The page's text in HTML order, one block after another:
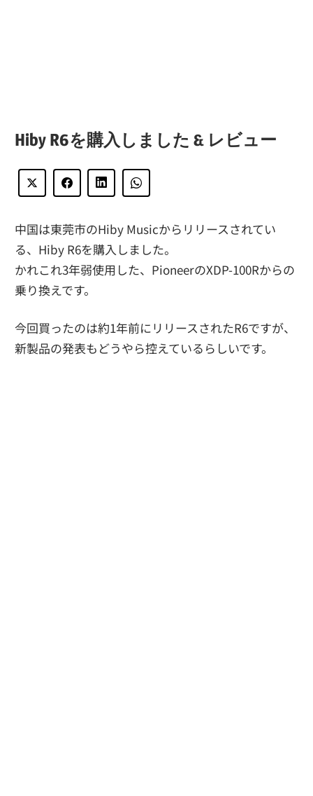
Hiby R6を購入しました & レビュー
中国は東莞市のHiby Musicからリリースされてい
る、Hiby R6を購入しました。
かれこれ3年弱使用した、PioneerのXDP-100Rからの
乗り換えです。
今回買ったのは約1年前にリリースされたR6ですが、
新製品の発表もどうやら控えているらしいです。